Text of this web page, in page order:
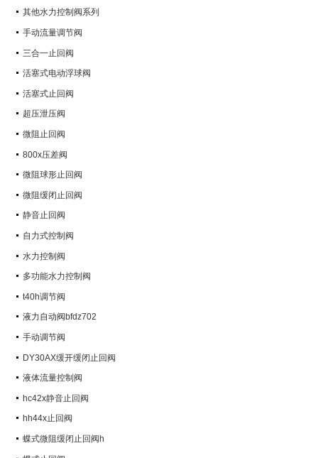
其他水力控制阀系列
手动流量调节阀
三合一止回阀
活塞式电动浮球阀
活塞式止回阀
超压泄压阀
微阻止回阀
800x压差阀
微阻球形止回阀
微阻缓闭止回阀
静音止回阀
自力式控制阀
水力控制阀
多功能水力控制阀
t40h调节阀
液力自动阀bfdz702
手动调节阀
DY30AX缓开缓闭止回阀
液体流量控制阀
hc42x静音止回阀
hh44x止回阀
蝶式微阻缓闭止回阀h